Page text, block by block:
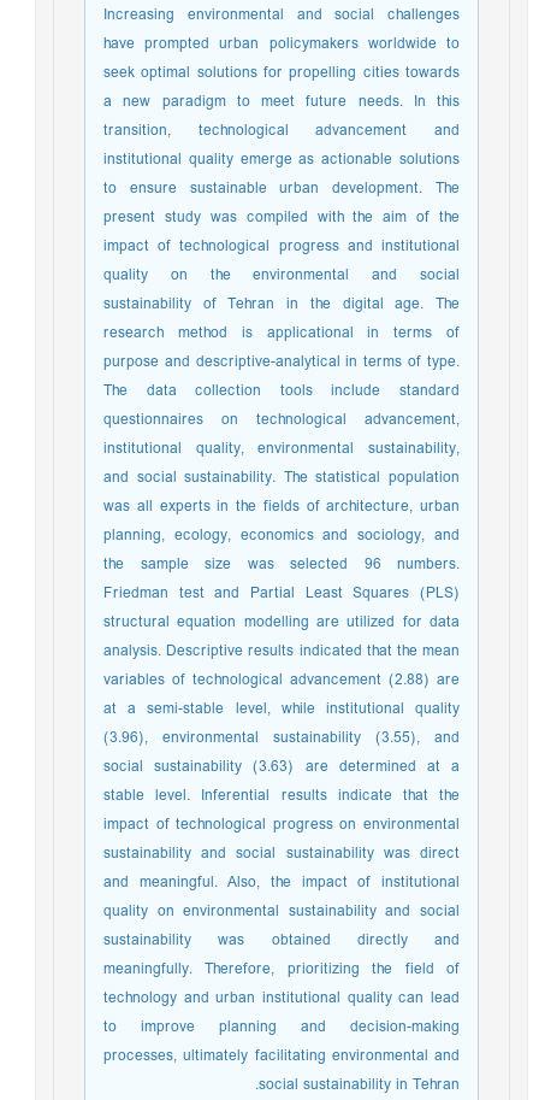
Increasing environmental and social challenges
have prompted urban policymakers worldwide to
seek optimal solutions for propelling cities towards
a new paradigm to meet future needs. In this
transition, technological advancement and
institutional quality emerge as actionable solutions
to ensure sustainable urban development. The
present study was compiled with the aim of the
impact of technological progress and institutional
quality on the environmental and social
sustainability of Tehran in the digital age. The
research method is applicational in terms of
purpose and descriptive-analytical in terms of type.
The data collection tools include standard
questionnaires on technological advancement,
institutional quality, environmental sustainability,
and social sustainability. The statistical population
was all experts in the fields of architecture, urban
planning, ecology, economics and sociology, and
the sample size was selected 96 numbers.
Friedman test and Partial Least Squares (PLS)
structural equation modelling are utilized for data
analysis. Descriptive results indicated that the mean
variables of technological advancement (2.88) are
at a semi-stable level, while institutional quality
(3.96), environmental sustainability (3.55), and
social sustainability (3.63) are determined at a
stable level. Inferential results indicate that the
impact of technological progress on environmental
sustainability and social sustainability was direct
and meaningful. Also, the impact of institutional
quality on environmental sustainability and social
sustainability was obtained directly and
meaningfully. Therefore, prioritizing the field of
technology and urban institutional quality can lead
to improve planning and decision-making
processes, ultimately facilitating environmental and
social sustainability in Tehran.